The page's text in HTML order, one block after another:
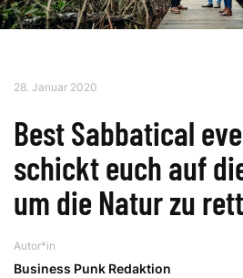
28. Januar 2020
Best Sabbatical
schickt euch auf
um die Natur zu
Autor*in
Business Punk Redaktion